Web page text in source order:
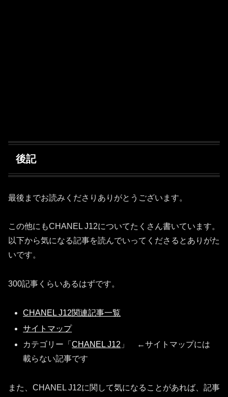
後記
最後までお読みくださりありがとうございます。
この他にもCHANEL J12についてたくさん書いています。
以下から気になる記事を読んでいってくださるとありがた
いです。
300記事くらいあるはずです。
CHANEL J12関連記事一覧
サイトマップ
カテゴリー「CHANEL J12 」 ←サイトマップには
載らない記事です
また、CHANEL J12に関して気になることがあれば、記事